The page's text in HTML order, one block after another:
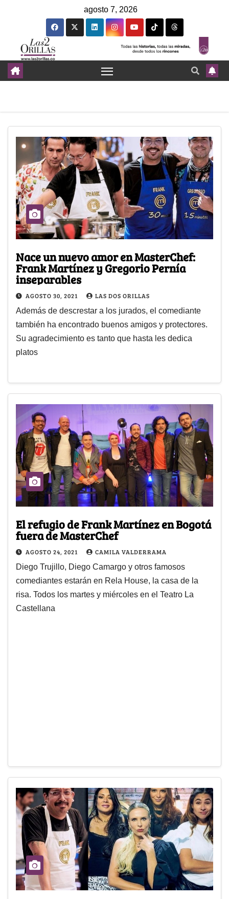
agosto 7, 2026
Nace un nuevo amor en MasterChef:
Frank Martínez y Gregorio Pernía
inseparables
AGOSTO 30, 2021 LAS DOS ORILLAS
Además de descrestar a los jurados, el comediante
también ha encontrado buenos amigos y protectores.
Su agradecimiento es tanto que hasta les dedica
platos
El refugio de Frank Martínez en Bogotá
fuera de MasterChef
AGOSTO 24, 2021 CAMILA VALDERRAMA
Diego Trujillo, Diego Camargo y otros famosos
comediantes estarán en Rela House, la casa de la
risa. Todos los martes y miércoles en el Teatro La
Castellana